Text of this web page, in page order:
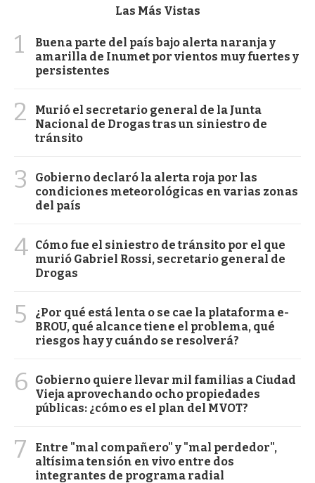
Las Más Vistas
1
Buena parte del país bajo alerta naranja y
amarilla de Inumet por vientos muy fuertes y
persistentes
2
Murió el secretario general de la Junta
Nacional de Drogas tras un siniestro de
tránsito
3
Gobierno declaró la alerta roja por las
condiciones meteorológicas en varias zonas
del país
4 Cómo fue el siniestro de tránsito por el que
murió Gabriel Rossi, secretario general de
Drogas
5
¿Por qué está lenta o se cae la plataforma e-
BROU, qué alcance tiene el problema, qué
riesgos hay y cuándo se resolverá?
6
Gobierno quiere llevar mil familias a Ciudad
Vieja aprovechando ocho propiedades
públicas: ¿cómo es el plan del MVOT?
7
Entre "mal compañero" y "mal perdedor",
altísima tensión en vivo entre dos
integrantes de programa radial